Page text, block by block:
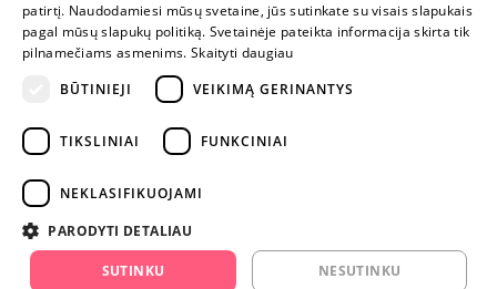
NENUSTOK
ŽAISTI
+370 600 84088
info@fantazijos.lt
P. Lukšio g. 2, Vilnius ("Sigma" teritorija)
facebook.com/Fantazijos.lt
instagram.com/fantazijos.lt
patirtį. Naudodamiesi mūsų svetaine, jūs sutinkate su visais slapukais
pagal mūsų slapukų politiką. Svetainėje pateikta informacija skirta tik
pilnamečiams asmenims. Skaityti daugiau
BŪTINIEJI
VEIKIMĄ GERINANTYS
TIKSLINIAI FUNKCINIAI
NEKLASIFIKUOJAMI
PARODYTI DETALIAU
SUTINKU NESUTINKU